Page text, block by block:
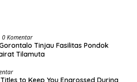
0 Komentar
Tinjau Fasilitas Pondok
Tilamuta
to Keep You Engrossed During